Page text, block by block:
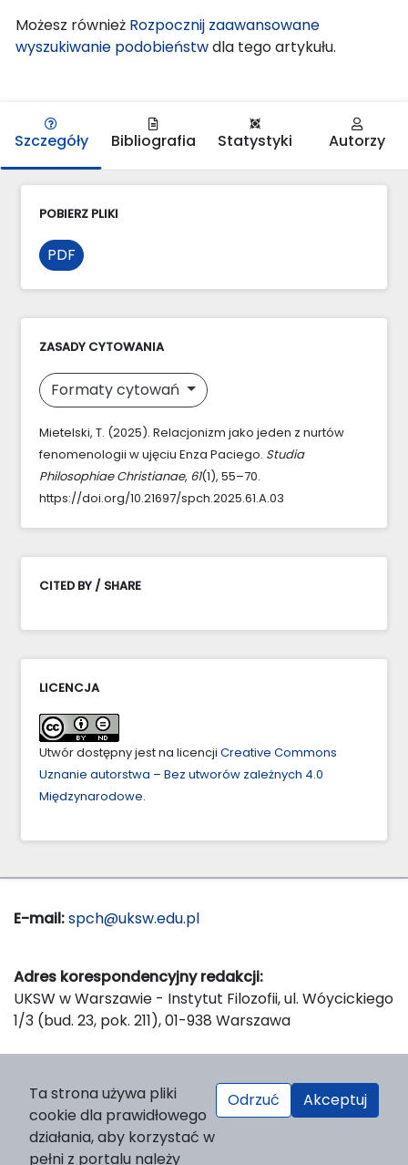
Możesz również Rozpocznij zaawansowane
wyszukiwanie podobieństwdla tego artykułu.
Szczegóły Bibliografia Statystyki Autorzy
POBIERZ PLIKI
PDF
ZASADY CYTOWANIA
Formaty cytowań
Mietelski, T. (2025). Relacjonizm jako jeden z nurtów
fenomenologii w ujęciu Enza Paciego. Studia
Philosophiae Christianae, 61(1), 55–70.
https://doi.org/10.21697/spch.2025.61.A.03
CITED BY / SHARE
LICENCJA
Utwór dostępny jest na licencji Creative Commons
Uznanie autorstwa – Bez utworów zależnych 4.0
Międzynarodowe.
E-mail:spch@uksw.edu.pl
Adres korespondencyjny redakcji:
UKSW w Warszawie - Instytut Filozofii, ul. Wóycickiego
1/3 (bud. 23, pok. 211), 01-938 Warszawa
Wydawnictwo Naukowe UKSW, ul. Dewajtis 5, domek
nr 2, 01-815 Warszawa
Strona WWW Wydawnictwa
Ta strona używa pliki
cookie dla prawidłowego
działania, aby korzystać w
pełni z portalu należy
Odrzuć Akceptuj